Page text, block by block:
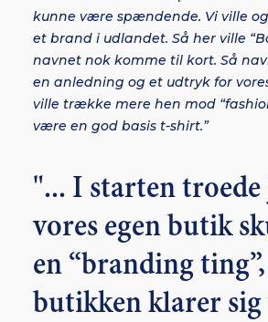
kunne være spændende. Vi ville
et brand i udlandet. Så her ville
navnet nok komme til kort. Så
en anledning og et udtryk for
ville trække mere hen mod
være en god basis t-shirt.”
"... I starten troede
vores egen butik
en “branding
butikken klarer